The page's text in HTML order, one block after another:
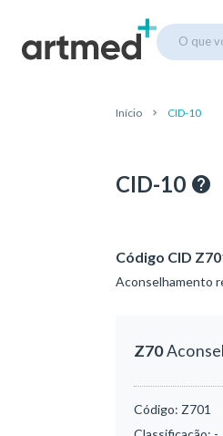
O que
Início CID-10
CID-10
Código CID
Aconselhamento
Z70
Código: Z701